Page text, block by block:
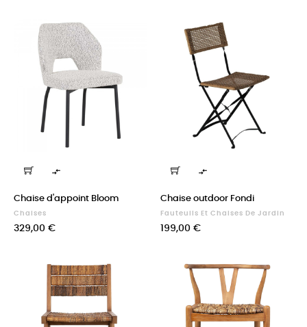

Chaise d'appoint Bloom
Chaises
Prix
329,00 €

Chaise outdoor Fondi
Fauteuils Et Chaises De Jardin
Prix
199,00 €